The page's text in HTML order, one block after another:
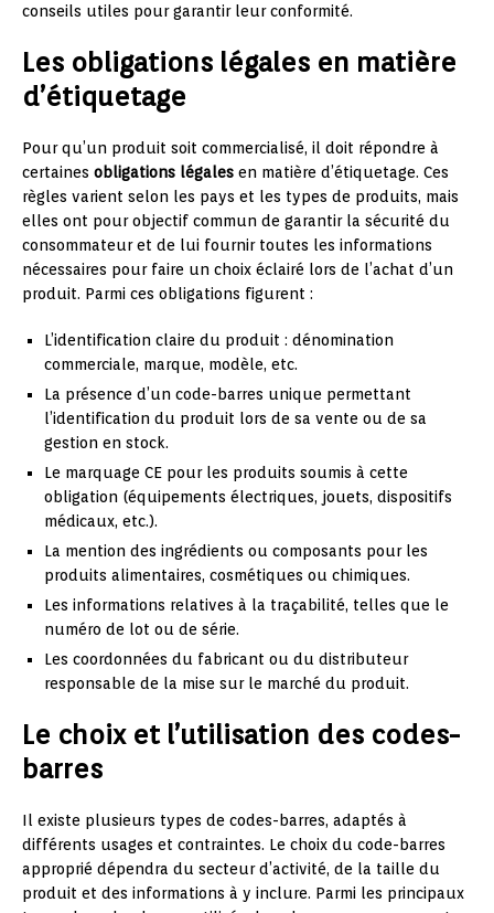
conseils utiles pour garantir leur conformité.
Les obligations légales en matière
d’étiquetage
Pour qu’un produit soit commercialisé, il doit répondre à
certaines obligations légales en matière d’étiquetage. Ces
règles varient selon les pays et les types de produits, mais
elles ont pour objectif commun de garantir la sécurité du
consommateur et de lui fournir toutes les informations
nécessaires pour faire un choix éclairé lors de l’achat d’un
produit. Parmi ces obligations figurent :
L’identification claire du produit : dénomination
commerciale, marque, modèle, etc.
La présence d’un code-barres unique permettant
l’identification du produit lors de sa vente ou de sa
gestion en stock.
Le marquage CE pour les produits soumis à cette
obligation (équipements électriques, jouets, dispositifs
médicaux, etc.).
La mention des ingrédients ou composants pour les
produits alimentaires, cosmétiques ou chimiques.
Les informations relatives à la traçabilité, telles que le
numéro de lot ou de série.
Les coordonnées du fabricant ou du distributeur
responsable de la mise sur le marché du produit.
Le choix et l’utilisation des codes-
barres
Il existe plusieurs types de codes-barres, adaptés à
différents usages et contraintes. Le choix du code-barres
approprié dépendra du secteur d’activité, de la taille du
produit et des informations à y inclure. Parmi les principaux